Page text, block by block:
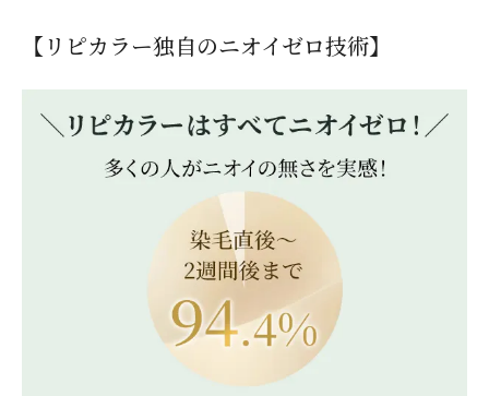
【リピカラー独自のニオイゼロ技術】